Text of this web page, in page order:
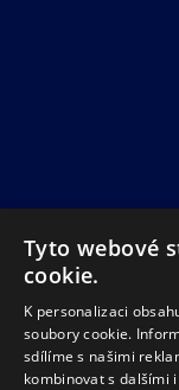
Tyto webové
cookie.
K personalizaci
soubory cookie.
sdílíme s našimi
kombinovat s dalšími